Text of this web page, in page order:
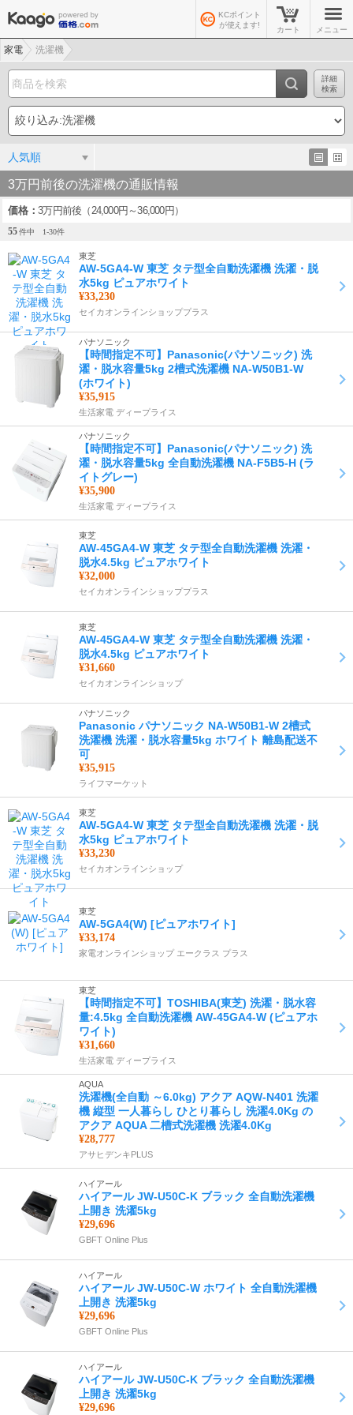
KCポイント
が使えます!
カート メニュー
家電 洗濯機
詳細
検索
人気順
3万円前後の洗濯機の通販情報
価格 3万円前後（24,000円～36,000円）
55件中 1-30件
東芝
AW-5GA4-W 東芝 タテ型全自動洗濯機 洗濯・脱
水5kg ピュアホワイト
¥33,230
セイカオンラインショッププラス
パナソニック
【時間指定不可】Panasonic(パナソニック) 洗
濯・脱水容量5kg 2槽式洗濯機 NA-W50B1-W
(ホワイト)
¥35,915
生活家電 ディープライス
パナソニック
【時間指定不可】Panasonic(パナソニック) 洗
濯・脱水容量5kg 全自動洗濯機 NA-F5B5-H (ラ
イトグレー)
¥35,900
生活家電 ディープライス
東芝
AW-45GA4-W 東芝 タテ型全自動洗濯機 洗濯・
脱水4.5kg ピュアホワイト
¥32,000
セイカオンラインショッププラス
東芝
AW-45GA4-W 東芝 タテ型全自動洗濯機 洗濯・
脱水4.5kg ピュアホワイト
¥31,660
セイカオンラインショップ
パナソニック
Panasonic パナソニック NA-W50B1-W 2槽式
洗濯機 洗濯・脱水容量5kg ホワイト 離島配送不
可
¥35,915
ライフマーケット
東芝
AW-5GA4-W 東芝 タテ型全自動洗濯機 洗濯・脱
水5kg ピュアホワイト
¥33,230
セイカオンラインショップ
東芝
AW-5GA4(W) [ピュアホワイト]
¥33,174
家電オンラインショップ エークラス プラス
東芝
【時間指定不可】TOSHIBA(東芝) 洗濯・脱水容
量:4.5kg 全自動洗濯機 AW-45GA4-W (ピュアホ
ワイト)
¥31,660
生活家電 ディープライス
AQUA
洗濯機(全自動 ～6.0kg) アクア AQW-N401 洗濯
機 縦型 一人暮らし ひとり暮らし 洗濯4.0Kg の
アクア AQUA 二槽式洗濯機 洗濯4.0Kg
¥28,777
アサヒデンキPLUS
ハイアール
ハイアール JW-U50C-K ブラック 全自動洗濯機
上開き 洗濯5kg
¥29,696
GBFT Online Plus
ハイアール
ハイアール JW-U50C-W ホワイト 全自動洗濯機
上開き 洗濯5kg
¥29,696
GBFT Online Plus
ハイアール
ハイアール JW-U50C-K ブラック 全自動洗濯機
上開き 洗濯5kg
¥29,696